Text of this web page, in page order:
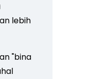
lebih
"bina